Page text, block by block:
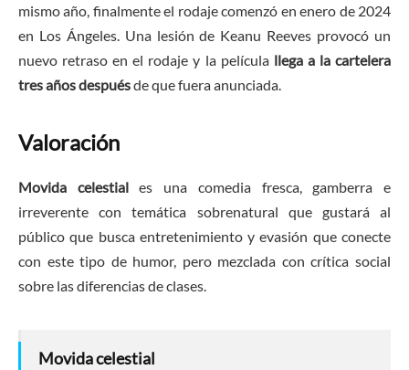
mismo año, finalmente el rodaje comenzó en enero de 2024
en Los Ángeles. Una lesión de Keanu Reeves provocó un
nuevo retraso en el rodaje y la película llega a la cartelera
tres años despuésde que fuera anunciada.
Valoración
Movida celestiales una comedia fresca, gamberra e
irreverente con temática sobrenatural que gustará al
público que busca entretenimiento y evasión que conecte
con este tipo de humor, pero mezclada con crítica social
sobre las diferencias de clases.
Movida celestial